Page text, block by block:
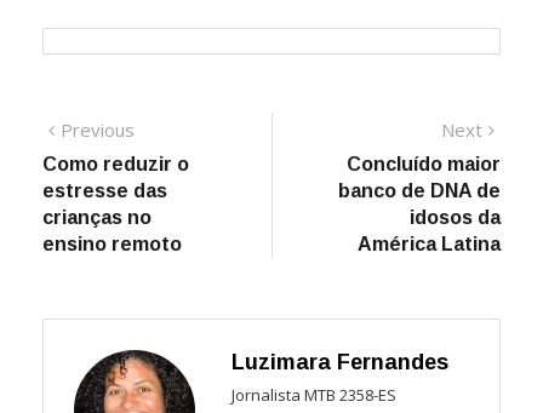
Navegação
de
Post
Previous
post:
Como reduzir o
estresse das
crianças no
ensino remoto
Next
Concluído maior
banco de DNA de
idosos da
América Latina
Luzimara Fernandes
Jornalista MTB 2358-ES